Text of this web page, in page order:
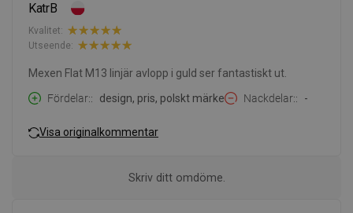
KatrB
Kvalitet:
Utseende:
Mexen Flat M13 linjär avlopp i guld ser fantastiskt ut.
Fördelar:
design, pris, polskt märke Nackdelar: -
Visa originalkommentar
Skriv ditt omdöme.